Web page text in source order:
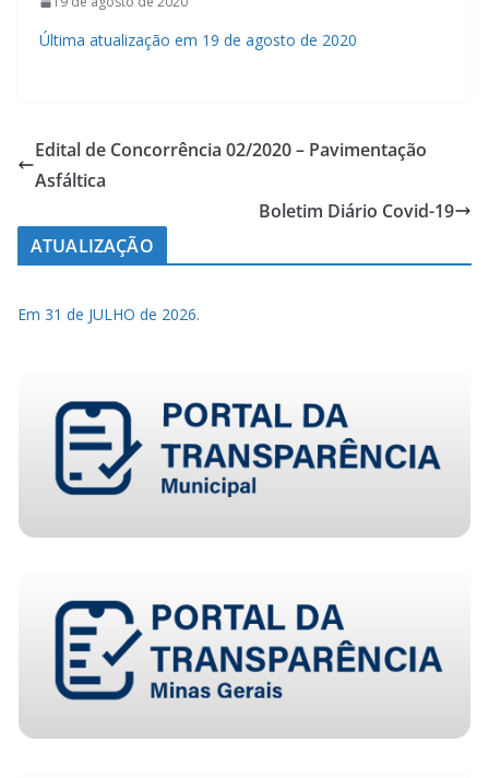
Última atualização em 19 de agosto de 2020
Edital de Concorrência 02/2020 – Pavimentação
Asfáltica
Boletim Diário Covid-19
ATUALIZAÇÃO
Em 31 de JULHO de 2026.